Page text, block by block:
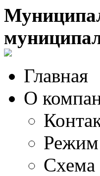
Главная
О
Схема